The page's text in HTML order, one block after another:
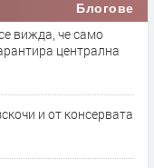
Блогове
вижда, че само
централна
и от консервата